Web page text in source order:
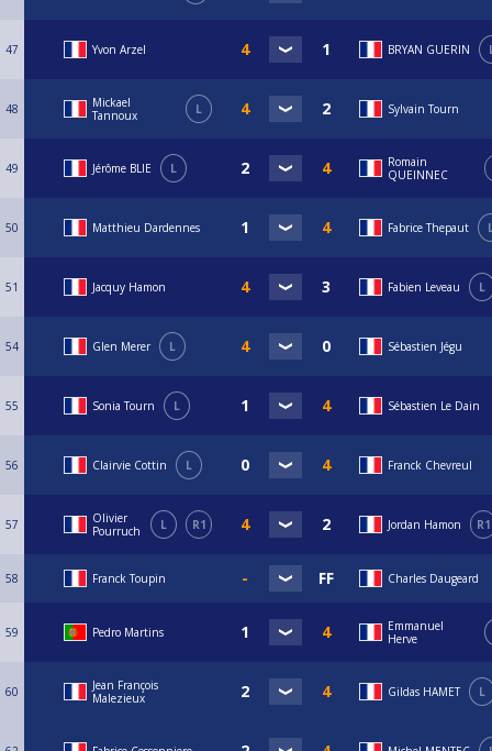
47 Yvon Arzel BRYAN GUERIN
48
Mickael
Tannoux
L Sylvain Tourn
49 Jérôme BLIE L
Romain
QUEINNEC
50 Matthieu Dardennes Fabrice Thepaut
51 Jacquy Hamon Fabien Leveau L
54 Glen Merer L Sébastien Jégu
55 Sonia Tourn L Sébastien Le Dain
56 Clairvie Cottin L Franck Chevreul
57
Olivier
Pourruch
L R1 Jordan Hamon R1
58 Franck Toupin Charles Daugeard
59 Pedro Martins
Emmanuel
Herve
60
Jean François
Malezieux
Gildas HAMET L